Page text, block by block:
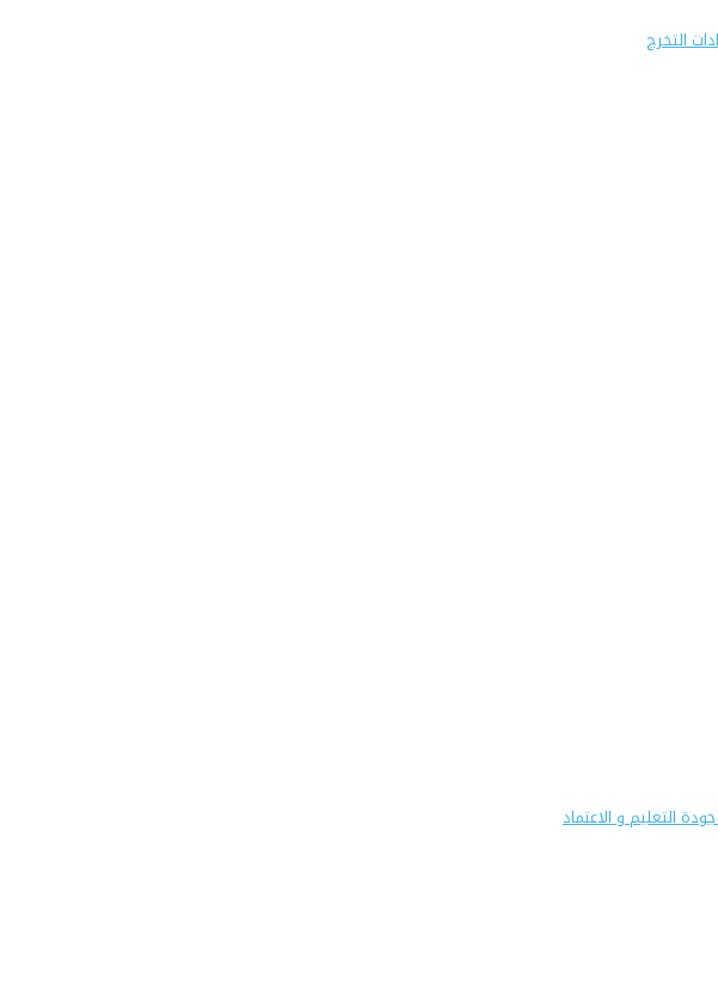
التخرج
التعليم و الاعتماد